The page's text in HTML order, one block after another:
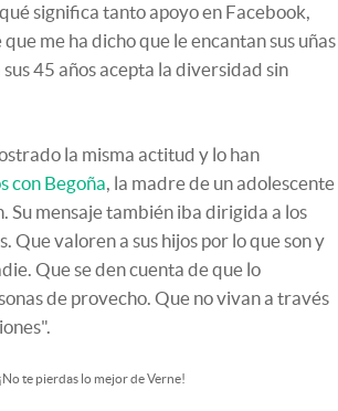
significa tanto apoyo en Facebook,
me ha dicho que le encantan sus uñas
45 años acepta la diversidad sin
la misma actitud y lo han
con Begoña, la madre de un adolescente
Su mensaje también iba dirigida a los
valoren a sus hijos por lo que son y
Que se den cuenta de que lo
de provecho. Que no vivan a través
. ¡No te pierdas lo mejor de Verne!